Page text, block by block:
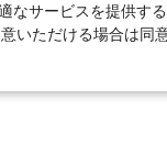
なサービスを提供す
いただける場合は同